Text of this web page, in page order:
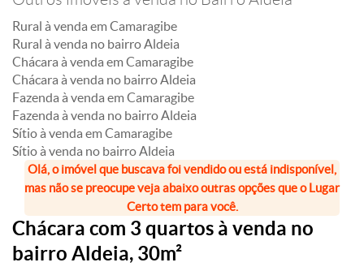
Rural à venda em Camaragibe
Rural à venda no bairro Aldeia
Chácara à venda em Camaragibe
Chácara à venda no bairro Aldeia
Fazenda à venda em Camaragibe
Fazenda à venda no bairro Aldeia
Sítio à venda em Camaragibe
Sítio à venda no bairro Aldeia
Olá, o imóvel que buscava foi vendido ou está indisponível,
mas não se preocupe veja abaixo outras opções que o Lugar
Certo tem para você.
Chácara com 3 quartos à venda no
bairro Aldeia, 30m²